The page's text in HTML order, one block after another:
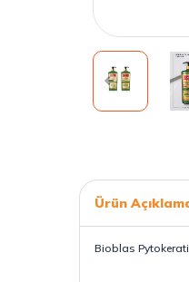
Ürün
Bioblas